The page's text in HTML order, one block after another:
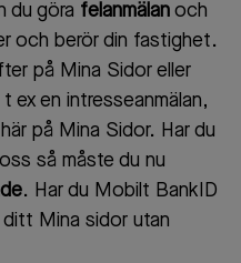
du göra felanmälan och
och berör din fastighet.
på Mina Sidor eller
ex en intresseanmälan,
på Mina Sidor. Har du
så måste du nu
. Har du Mobilt BankID
Mina sidor utan